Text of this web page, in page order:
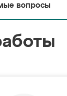
вопросы